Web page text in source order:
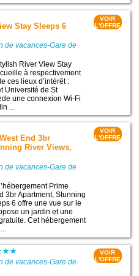
Stay Sleeps 6
de vacances-Gare de
River View Stay
à respectivement
ces lieux d’intérêt :
Université de St
une connexion Wi-Fi
...
VOIR
L'OFFRE
End 3br
River Views,
de vacances-Gare de
Prime
3br Apartment, Stunning
6 offre une vue sur le
un jardin et une
Cet hébergement
VOIR
L'OFFRE
de vacances-Gare de
VOIR
L'OFFRE